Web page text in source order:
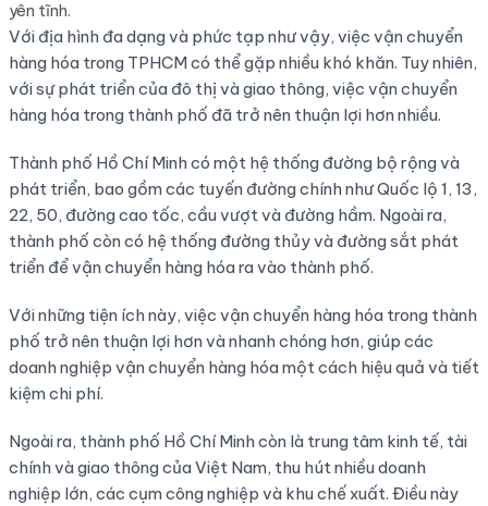
yên tĩnh.
Với địa hình đa dạng và phức tạp như vậy, việc vận chuyển
hàng hóa trong TPHCM có thể gặp nhiều khó khăn. Tuy nhiên,
với sự phát triển của đô thị và giao thông, việc vận chuyển
hàng hóa trong thành phố đã trở nên thuận lợi hơn nhiều.
Thành phố Hồ Chí Minh có một hệ thống đường bộ rộng và
phát triển, bao gồm các tuyến đường chính như Quốc lộ 1, 13,
22, 50, đường cao tốc, cầu vượt và đường hầm. Ngoài ra,
thành phố còn có hệ thống đường thủy và đường sắt phát
triển để vận chuyển hàng hóa ra vào thành phố.
Với những tiện ích này, việc vận chuyển hàng hóa trong thành
phố trở nên thuận lợi hơn và nhanh chóng hơn, giúp các
doanh nghiệp vận chuyển hàng hóa một cách hiệu quả và tiết
kiệm chi phí.
Ngoài ra, thành phố Hồ Chí Minh còn là trung tâm kinh tế, tài
chính và giao thông của Việt Nam, thu hút nhiều doanh
nghiệp lớn, các cụm công nghiệp và khu chế xuất. Điều này